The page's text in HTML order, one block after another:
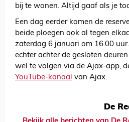
bij te wonen. Altijd gaaf als je
Een dag eerder komen de
beide ploegen ook al tegen
zaterdag 6 januari om 16.00
echter achter de gesloten
wel te volgen via de Ajax-app,
YouTube-kanaal van Ajax.
De